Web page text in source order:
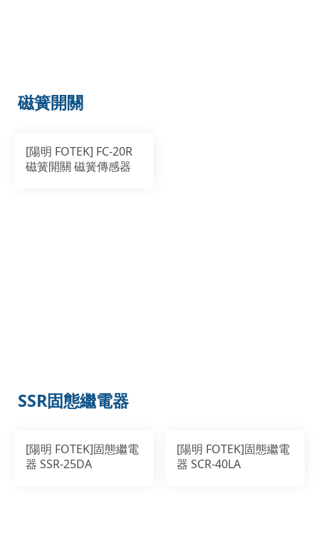
磁簧開關
[陽明 FOTEK] FC-20R
磁簧開關 磁簧傳感器
SSR固態繼電器
[陽明 FOTEK]固態繼電
器 SSR-25DA
[陽明 FOTEK]固態繼電
器 SCR-40LA